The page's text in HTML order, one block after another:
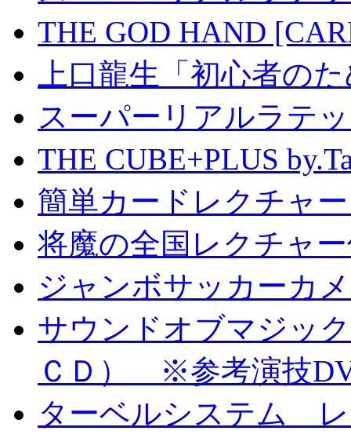
THE GOD HAND
上口龍生「初心者の
スーパーリアルラテ
THE CUBE+PLUS
簡単カードレクチャ
将魔の全国レクチャ
ジャンボサッカーカ
サウンドオブマジッ
ＣＤ） ※参考演技
ターベルシステム